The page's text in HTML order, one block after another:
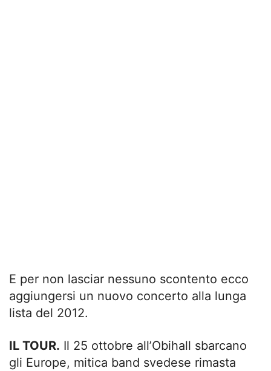
E per non lasciar nessuno scontento ecco
aggiungersi un nuovo concerto alla lunga
lista del 2012.
IL TOUR. Il 25 ottobre all’Obihall sbarcano
gli Europe, mitica band svedese rimasta